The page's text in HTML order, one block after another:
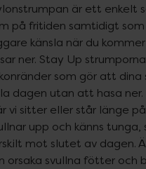
är ett enkelt
på fritiden samtidigt
känsla när du
ner. Stay Up
som gör att
dagen utan att hasa ner.
vi sitter eller står länge
upp och känns
mot slutet av dagen.
orsaka svullna fötter och